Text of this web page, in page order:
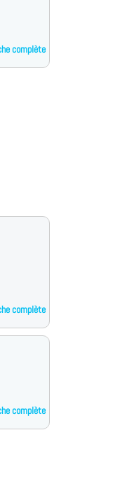
complète
complète
complète